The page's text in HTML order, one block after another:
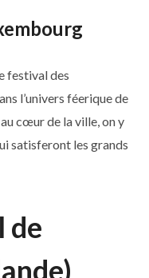
festival des
l’univers féerique de
cœur de la ville, on y
satisferont les grands
de